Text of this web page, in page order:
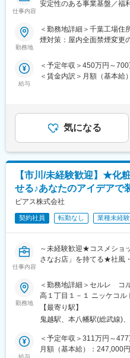
推進しています。
っていますので、他部署で
ア申告制度、社内公募制度
■研修制度
OJTがメインとなりますの
■当社の特徴／魅力
共立製薬は社員一人ひとり
ションに掲げ、動物の健康
の企業トップ10入りを目
動物薬を通してペットや畜
論、人の健康にも間接的に
ます。
変更の範囲：会社の定める
仕事内容
安定性のある事業基盤／福
当社千葉工場にて放射性
ます。
将来的には、リーダーとし
■職務内容：【変更の範囲
・検査業務、製造設備の点検
・整備等の保守業務
・資料作成（PCを用いて）
・製造管理
（文書管理、データ取りま
等）
・製造実験
・治験薬製造管理
※中間試薬：製品を製造す
材、容器のこと
06:30～15:15、08:30～
11:15～20:00
※夜勤シフトは月1回程度
■キャリアパスなど：
将来的には、リーダーとし
ントを担って頂けることを
援や個々の経験や強み弱み
リア選好等を踏まえ、キャ
勤務地
＜勤務地詳細＞千葉工場住
煙対策：屋内全面禁煙変更
給与
＜予定年収＞450万円～
＜賃金内訳＞月額（基本給
績のターゲット100％達成
でも目安の金額であり、選
す。月給(月額)は固定手当
気になる
【市川/未経験歓迎】★化
せる♪あなたのアイデアで
ピアス株式会社
契約社員 転勤なし 業種未経
仕事内容
～未経験歓迎★コスメショ
さなお店」を持てる★社風
※ニッケコルトンプラザで
■仕事内容：
・コスメ販売・接客サービ
成もおまかせいたします。
※カウンセリング・タッチ
◎セルレについて
勤務地
＜勤務地詳細＞セルレ コ
高１丁目１－１ ニッケコル
駅受動喫煙対策：屋内全面
【最寄り駅】
鬼越駅、本八幡駅(総武線)
給与
＜予定年収＞311万円～
月額（基本給）：247,000